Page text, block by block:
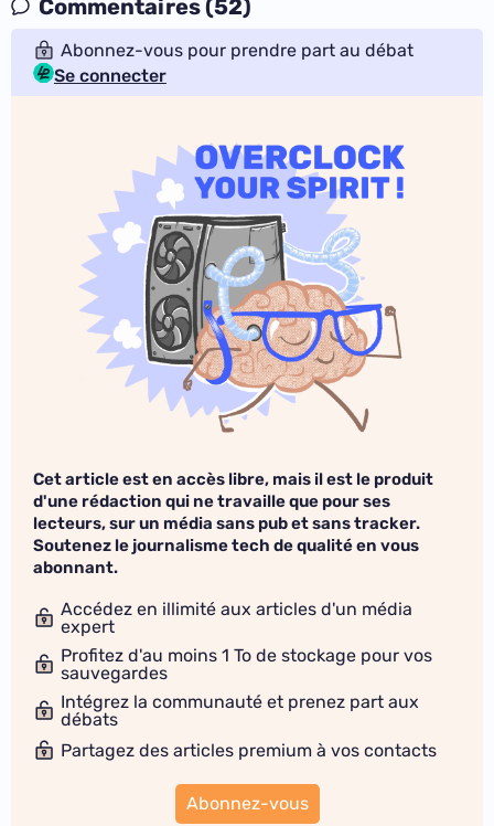
Commentaires (52)
Abonnez-vous pour prendre part au débat
Se connecter
Cet article est en accès libre, mais il est le produit
d'une rédaction qui ne travaille que pour ses
lecteurs, sur un média sans pub et sans tracker.
Soutenez le journalisme tech de qualité en vous
abonnant.
Accédez en illimité aux articles d'un média
expert
Profitez d'au moins 1 To de stockage pour vos
sauvegardes
Intégrez la communauté et prenez part aux
débats
Partagez des articles premium à vos contacts
Abonnez-vous